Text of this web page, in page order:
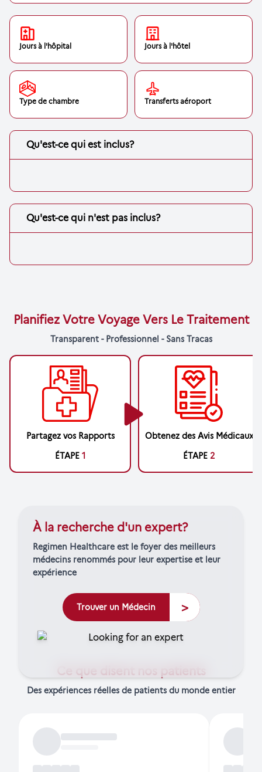
Jours à l'hôpital Jours à l'hôtel
Type de chambre Transferts aéroport
Qu'est-ce qui est inclus?
Qu'est-ce qui n'est pas inclus?
Planifiez Votre Voyage Vers Le Traitement
Transparent - Professionnel - Sans Tracas
Partagez vos Rapports
ÉTAPE 1
Obtenez des Avis Médicaux
ÉTAPE 2
À la recherche d'un expert?
Regimen Healthcare est le foyer des meilleurs
médecins renommés pour leur expertise et leur
expérience
Trouver un Médecin >
Ce que disent nos patients
Des expériences réelles de patients du monde entier